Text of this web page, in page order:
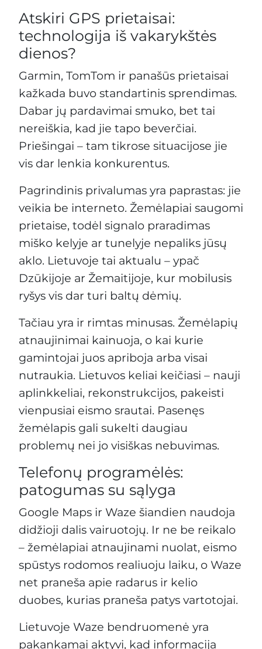
Atskiri GPS prietaisai:
technologija iš vakarykštės
dienos?
Garmin, TomTom ir panašūs prietaisai
kažkada buvo standartinis sprendimas.
Dabar jų pardavimai smuko, bet tai
nereiškia, kad jie tapo beverčiai.
Priešingai – tam tikrose situacijose jie
vis dar lenkia konkurentus.
Pagrindinis privalumas yra paprastas: jie
veikia be interneto. Žemėlapiai saugomi
prietaise, todėl signalo praradimas
miško kelyje ar tunelyje nepaliks jūsų
aklo. Lietuvoje tai aktualu – ypač
Dzūkijoje ar Žemaitijoje, kur mobilusis
ryšys vis dar turi baltų dėmių.
Tačiau yra ir rimtas minusas. Žemėlapių
atnaujinimai kainuoja, o kai kurie
gamintojai juos apriboja arba visai
nutraukia. Lietuvos keliai keičiasi – nauji
aplinkkeliai, rekonstrukcijos, pakeisti
vienpusiai eismo srautai. Pasenęs
žemėlapis gali sukelti daugiau
problemų nei jo visiškas nebuvimas.
Telefonų programėlės:
patogumas su sąlyga
Google Maps ir Waze šiandien naudoja
didžioji dalis vairuotojų. Ir ne be reikalo
– žemėlapiai atnaujinami nuolat, eismo
spūstys rodomos realiuoju laiku, o Waze
net praneša apie radarus ir kelio
duobes, kurias praneša patys vartotojai.
Lietuvoje Waze bendruomenė yra
pakankamai aktyvi, kad informacija